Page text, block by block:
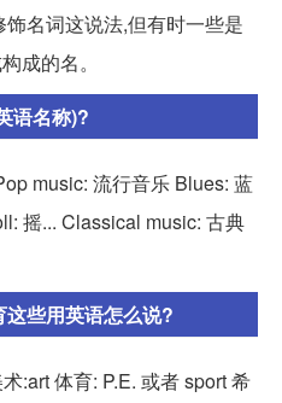
名词这说法,但有时一些是
成的名。
语名称)?
music: 流行音乐 Blues: 蓝
摇... Classical music: 古典
些用英语怎么说?
:art 体育: P.E. 或者 sport 希